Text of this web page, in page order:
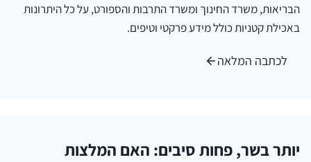
הבריאות, משרד החינוך ומשרד התרבות והספורט, על כל היתרונות
באכילת קטניות כולל מידע פרקטי וטיפים.
לכתבה המלאה
יותר בשר, פחות סיבים: האם המלצות